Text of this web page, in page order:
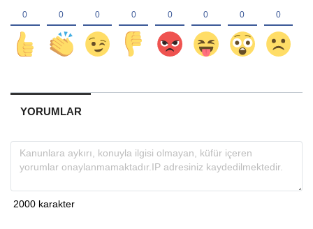
YORUMLAR